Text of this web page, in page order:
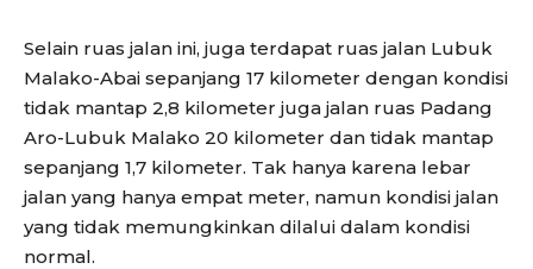
Selain ruas jalan ini, juga terdapat ruas jalan Lubuk
Malako-Abai sepanjang 17 kilometer dengan kondisi
tidak mantap 2,8 kilometer juga jalan ruas Padang
Aro-Lubuk Malako 20 kilometer dan tidak mantap
sepanjang 1,7 kilometer. Tak hanya karena lebar
jalan yang hanya empat meter, namun kondisi jalan
yang tidak memungkinkan dilalui dalam kondisi
normal.